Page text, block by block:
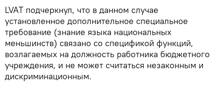
LVAT подчеркнул, что в данном случае
установленное дополнительное специальное
требование (знание языка национальных
меньшинств) связано со спецификой функций,
возлагаемых на должность работника бюджетного
учреждения, и не может считаться незаконным и
дискриминационным.